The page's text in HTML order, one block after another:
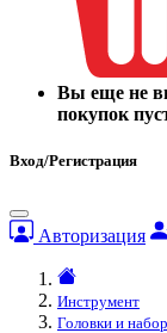
Вы еще не
покупок
Вход/Регистрация
Авторизация
Инструмент
Головки и